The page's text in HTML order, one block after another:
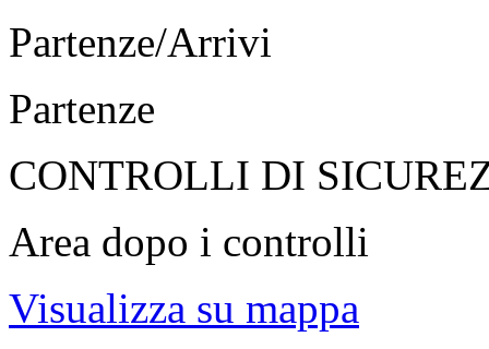
Partenze/Arrivi
Partenze
CONTROLLI DI
Area dopo i controlli
Visualizza su mappa